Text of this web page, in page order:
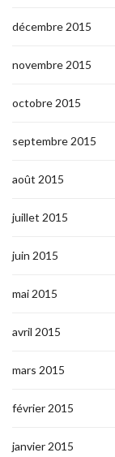
décembre 2015
novembre 2015
octobre 2015
septembre 2015
août 2015
juillet 2015
juin 2015
mai 2015
avril 2015
mars 2015
février 2015
janvier 2015